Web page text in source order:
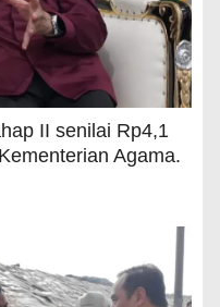
II senilai Rp4,1
Agama.